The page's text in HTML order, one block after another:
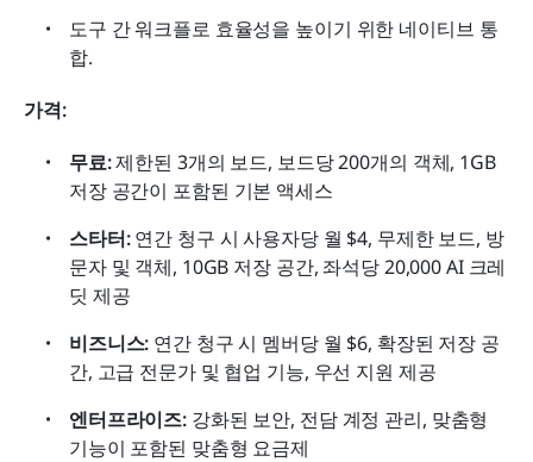
도구 간 워크플로 효율성을 높이기 위한 네이티브 통
합.
가격:
무료: 제한된 3개의 보드, 보드당 200개의 객체, 1GB
저장 공간이 포함된 기본 액세스
스타터: 연간 청구 시 사용자당 월 $4, 무제한 보드, 방
문자 및 객체, 10GB 저장 공간, 좌석당 20,000 AI 크레
딧 제공
비즈니스: 연간 청구 시 멤버당 월 $6, 확장된 저장 공
간, 고급 전문가 및 협업 기능, 우선 지원 제공
엔터프라이즈: 강화된 보안, 전담 계정 관리, 맞춤형
기능이 포함된 맞춤형 요금제